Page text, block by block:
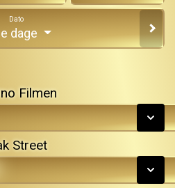
Dato
dage
Filmen
DAGE
Street
13.08.2026